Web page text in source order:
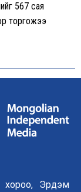
567 сая
торгожээ
р хороо, Эрдэм